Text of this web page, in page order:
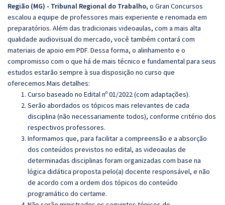
Região (MG) - Tribunal Regional do Trabalho, o Gran Concursos
escalou a equipe de professores mais experiente e renomada em
preparatórios. Além das tradicionais videoaulas, com a mais alta
qualidade audiovisual do mercado, você também contará com
materiais de apoio em PDF. Dessa forma, o alinhamento e o
compromisso com o que há de mais técnico e fundamental para seus
estudos estarão sempre à sua disposição no curso que
oferecemos.Mais detalhes:
Curso baseado no Edital nº 01/2022 (com adaptações).
Serão abordados os tópicos mais relevantes de cada
disciplina (não necessariamente todos), conforme critério dos
respectivos professores.
Informamos que, para facilitar a compreensão e a absorção
dos conteúdos previstos no edital, as videoaulas de
determinadas disciplinas foram organizadas com base na
lógica didática proposta pelo(a) docente responsável, e não
de acordo com a ordem dos tópicos do conteúdo
programático do certame.